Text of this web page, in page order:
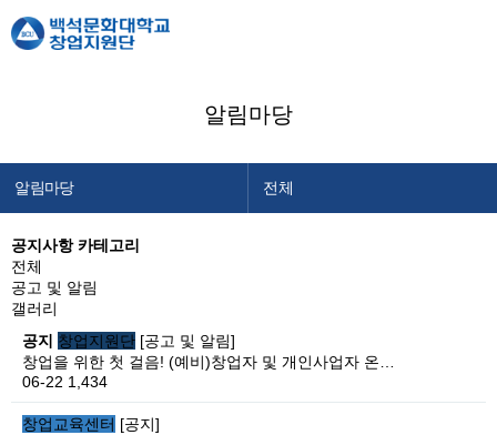
알림마당
알림마당
창업교육센터
창업보육센터
백석메이커스
공간/장비 예약
알림마당
전체
공지사항 카테고리
전체
공고 및 알림
갤러리
공지 창업지원단 [공고 및 알림]
창업을 위한 첫 걸음! (예비)창업자 및 개인사업자 온…
06-22 1,434
창업교육센터 [공지]